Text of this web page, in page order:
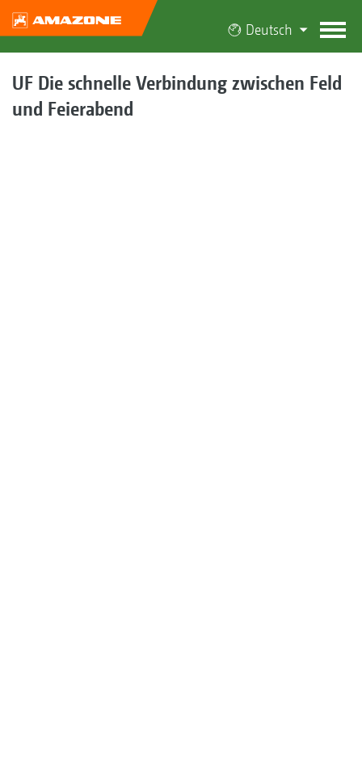
Deutsch
UF Die schnelle Verbindung zwischen Feld
und Feierabend